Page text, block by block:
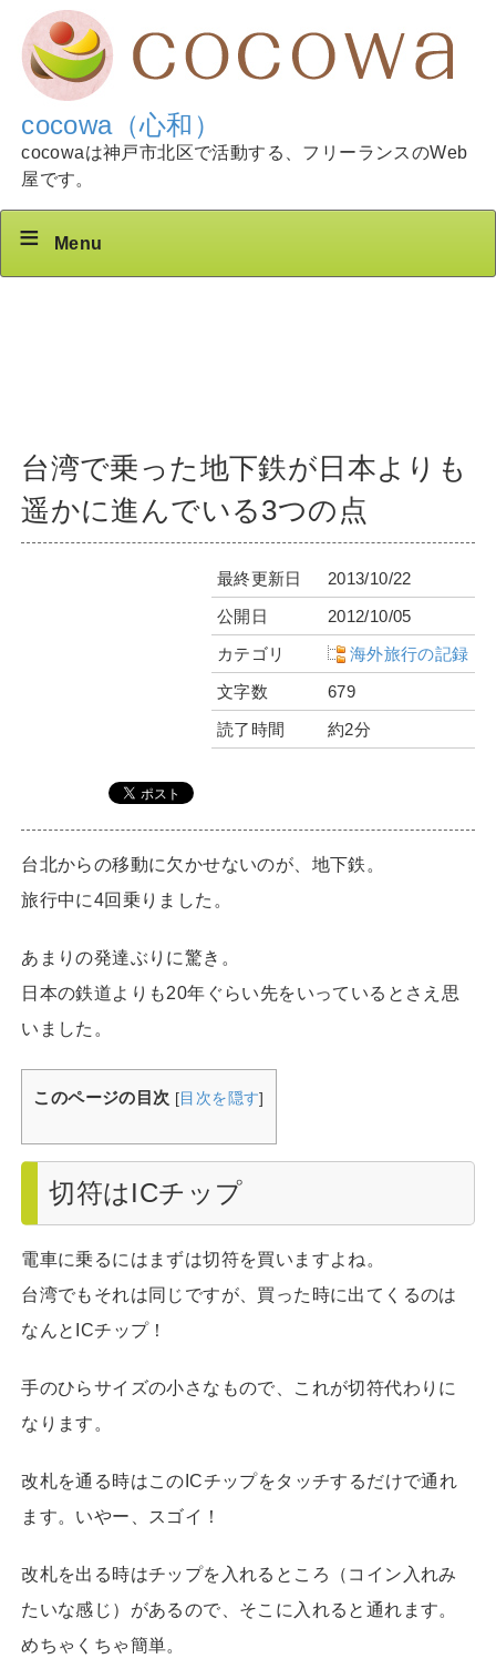
cocowa（心和）
cocowaは神戸市北区で活動する、フリーランスのWeb
屋です。
Menu
台湾で乗った地下鉄が日本よりも
遥かに進んでいる3つの点
最終更新日
2013/10/22
公開日
2012/10/05
カテゴリ
海外旅行の記録
文字数
679
読了時間
約2分
台北からの移動に欠かせないのが、地下鉄。
旅行中に4回乗りました。
あまりの発達ぶりに驚き。
日本の鉄道よりも20年ぐらい先をいっているとさえ思
いました。
このページの目次 [ 目次を隠す]
切符はICチップ
電車に乗るにはまずは切符を買いますよね。
台湾でもそれは同じですが、買った時に出てくるのは
なんとICチップ！
手のひらサイズの小さなもので、これが切符代わりに
なります。
改札を通る時はこのICチップをタッチするだけで通れ
ます。いやー、スゴイ！
改札を出る時はチップを入れるところ（コイン入れみ
たいな感じ）があるので、そこに入れると通れます。
めちゃくちゃ簡単。